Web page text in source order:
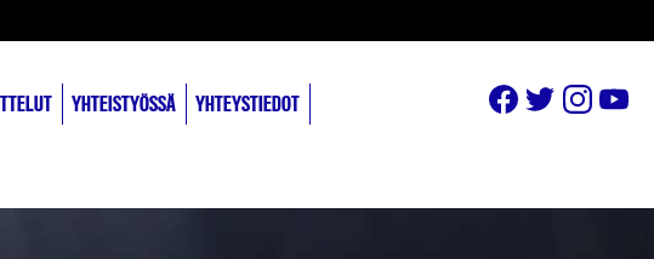
YHTEISTYÖSSÄ
YHTEYSTIEDOT